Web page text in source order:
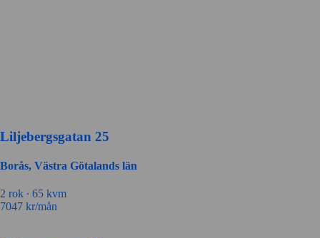
Liljebergsgatan 25
Borås, Västra Götalands län
2 rok ∙ 65 kvm
7047 kr/mån